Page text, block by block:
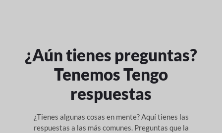
¿Aún tienes preguntas?
TenemosTengo
respuestas
¿Tienes algunas cosas en mente? Aquí tienes las
respuestas a las más comunes. Preguntas que la